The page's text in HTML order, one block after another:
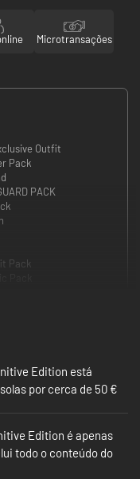
Microtransações
Outfit
Pack
PACK
Pack
para tentares salvar
Season Pass e um
expansões ao
Edition está
por cerca de 50 €
Edition é apenas
todo o conteúdo do